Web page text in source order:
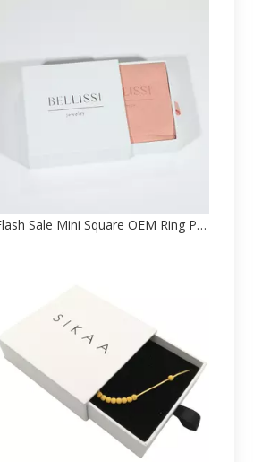
Flash Sale Mini Square OEM Ring Papierbox Verpackung Direktverkauf ab Werk